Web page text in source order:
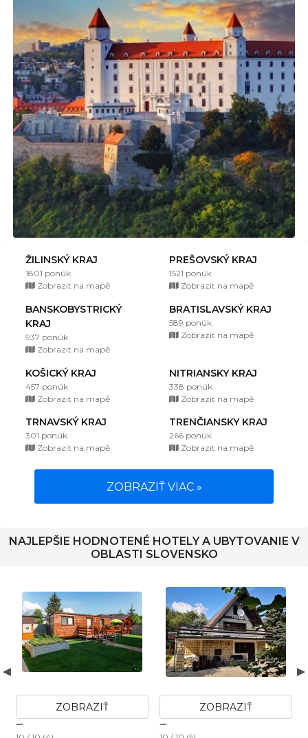
ŽILINSKÝ KRAJ
1801 ponúk
Zobrazit na mapě
PREŠOVSKÝ KRAJ
1521 ponúk
Zobrazit na mapě
BANSKOBYSTRICKÝ
KRAJ
937 ponúk
Zobrazit na mapě
BRATISLAVSKÝ KRAJ
589 ponúk
Zobrazit na mapě
KOŠICKÝ KRAJ
457 ponúk
Zobrazit na mapě
NITRIANSKY KRAJ
338 ponúk
Zobrazit na mapě
TRNAVSKÝ KRAJ
301 ponúk
Zobrazit na mapě
TRENČIANSKY KRAJ
266 ponúk
Zobrazit na mapě
ZOBRAZIŤ VIAC »
NAJLEPŠIE HODNOTENÉ HOTELY A UBYTOVANIE V
OBLASTI SLOVENSKO
ZOBRAZIŤ ZOBRAZIŤ